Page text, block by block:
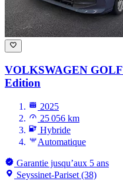
VOLKSWAGEN GOLF
Edition
2025
25 056 km
Hybride
Automatique
Garantie jusqu’aux 5 ans
Seyssinet-Pariset (38)